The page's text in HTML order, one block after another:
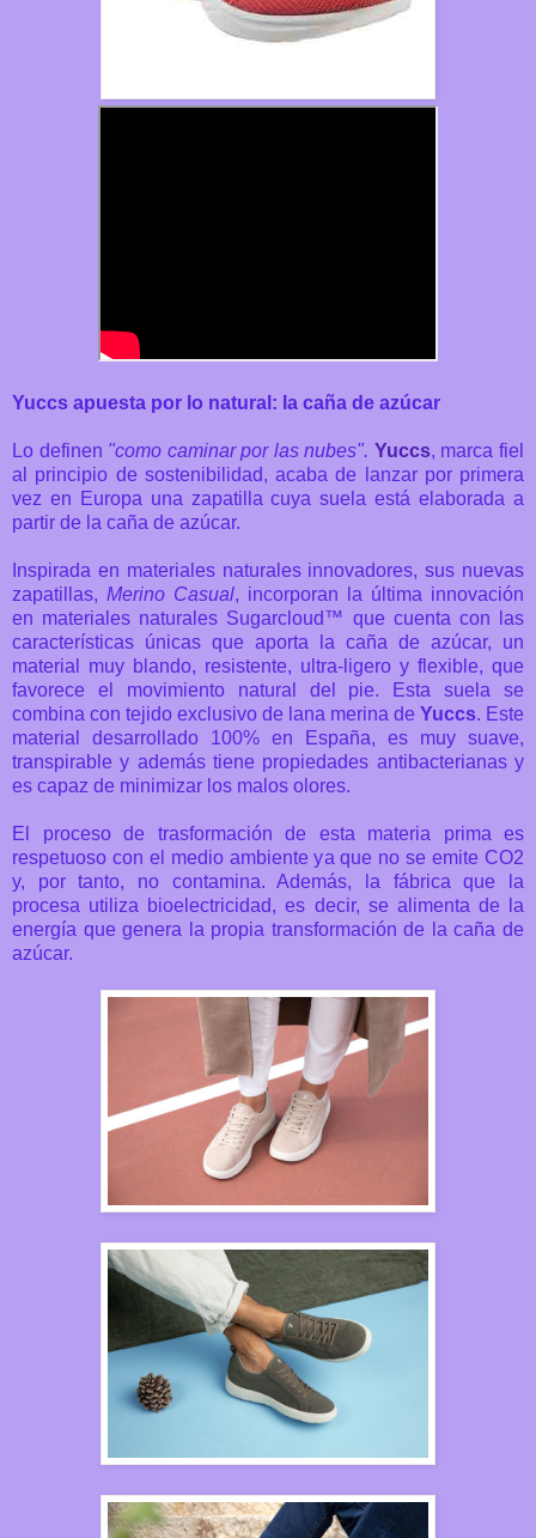
Yuccs apuesta por lo natural: la caña de azúcar
Lo definen "como caminar por las nubes". Yuccs, marca fiel
al principio de sostenibilidad, acaba de
lanzar por primera
vez en Europa una zapatilla cuya suela está elaborada a
partir de la caña de azúcar.
Inspirada en materiales naturales innovadores, sus nuevas
zapatillas, Merino Casual, incorporan la última innovación
en materiales naturales Sugarcloud™ que cuenta con las
características únicas que aporta la caña de azúcar, un
material muy blando, resistente, ultra-ligero y flexible, que
favorece el movimiento natural del pie.
Esta suela se
combina con tejido exclusivo de lana merina de Yuccs. Este
material desarrollado 100% en España, es muy suave,
transpirable y además tiene propiedades antibacterianas y
es capaz de minimizar los malos olores.
El proceso de trasformación de esta materia prima es
respetuoso con el medio ambiente ya que no se emite CO2
y, por tanto, no contamina. Además, la fábrica que la
procesa utiliza bioelectricidad, es decir, se alimenta de la
energía que genera la propia transformación de la caña de
azúcar.